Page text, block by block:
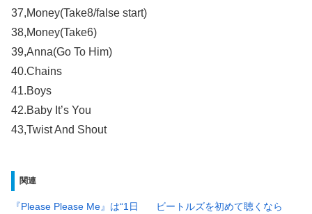
37,Money(Take8/false start)
38,Money(Take6)
39,Anna(Go To Him)
40.Chains
41.Boys
42.Baby It’s You
43,Twist And Shout
関連
『Please Please Me』は“1日
ビートルズを初めて聴くなら